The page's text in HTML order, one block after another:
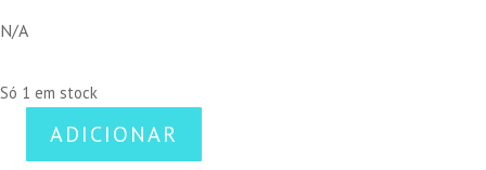
N/A
Só 1 em stock
QuantidadeADICIONAR